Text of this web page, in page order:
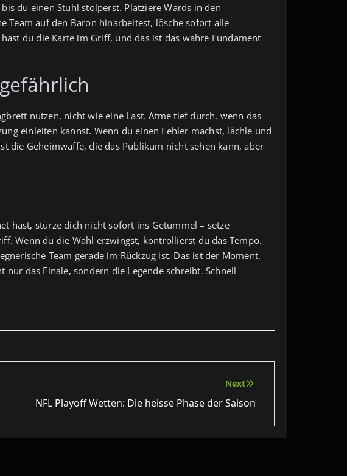
du einen Stuhl stolperst. Platziere Wards in den
Team auf den Baron hinarbeitest, lösche sofort alle
du die Karte im Griff, und das ist das wahre Fundament
nutzen, nicht wie eine Last. Atme tief durch, wenn das
einleiten kannst. Wenn du einen Fehler machst, lächle und
die Geheimwaffe, die das Publikum nicht sehen kann, aber
hast, stürze dich nicht sofort ins Getümmel – setze
Wenn du die Wahl erzwingst, kontrollierst du das Tempo.
Team gerade im Rückzug ist. Das ist der Moment,
das Finale, sondern die Legende schreibt. Schnell
Next
NFL Playoff Wetten: Die heisse Phase der Saison